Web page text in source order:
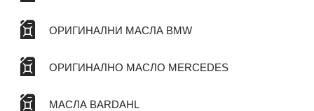
ОРИГИНАЛНИ МАСЛА BMW
ОРИГИНАЛНО МАСЛО MERCEDES
МАСЛА BARDAHL